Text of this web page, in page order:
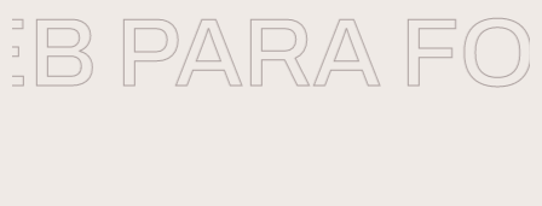
PARA